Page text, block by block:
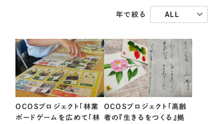
メンバー・アドバイザー・パートナー
OURPROJECT
年で絞る ALL
OCOSプロジェクト「林業
ボードゲームを広めて「林
OCOSプロジェクト「高齢
者の『生きるをつくる』拠